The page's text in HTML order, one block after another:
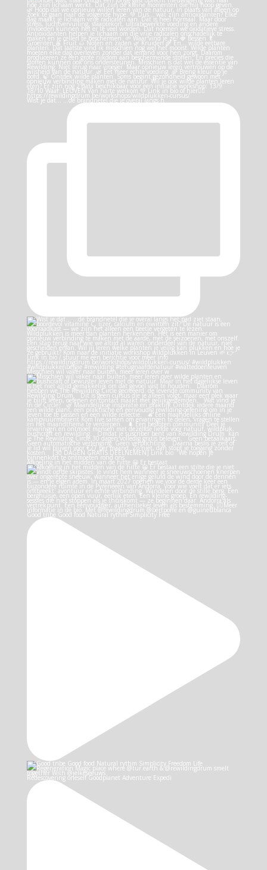
Wist je dat… …de brandnetel die je overal langs h
Misschien wil vaker naar buiten, meer leren over w
Afkoeling in het midden van de hitte 😀 Er bestaat
Good tribe Good food Natural rythm Simplicity Free
Redescovering oneself Goodplanet Adventure Expedi